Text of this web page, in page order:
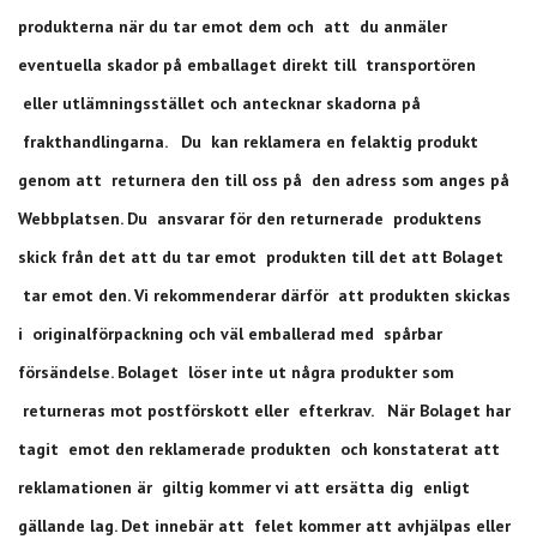
produkterna när du tar emot dem och att du anmäler
eventuella skador på emballaget direkt till transportören
eller utlämningsstället och antecknar skadorna på
frakthandlingarna. Du kan reklamera en felaktig produkt
genom att returnera den till oss på den adress som anges på
Webbplatsen. Du ansvarar för den returnerade produktens
skick från det att du tar emot produkten till det att Bolaget
tar emot den. Vi rekommenderar därför att produkten skickas
i originalförpackning och väl emballerad med spårbar
försändelse. Bolaget löser inte ut några produkter som
returneras mot postförskott eller efterkrav. När Bolaget har
tagit emot den reklamerade produkten och konstaterat att
reklamationen är giltig kommer vi att ersätta dig enligt
gällande lag. Det innebär att felet kommer att avhjälpas eller